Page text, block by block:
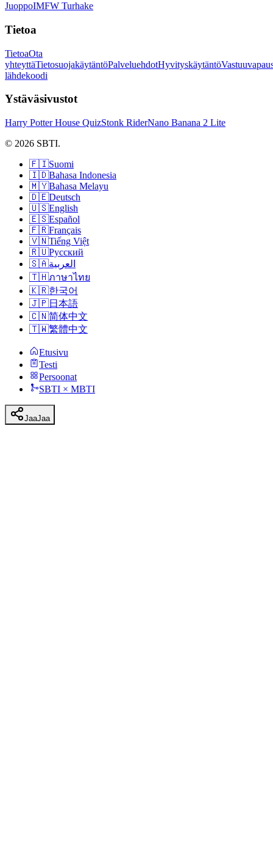
JuoppoIMFW Turhake
Tietoa
TietoaOta
yhteyttäTietosuojakäytäntöPalveluehdotHyvityskäytäntö
lähdekoodi
Ystäväsivustot
Harry Potter House QuizStonk RiderNano Banana 2 Lite
© 2026 SBTI.
🇫🇮Suomi
🇮🇩Bahasa Indonesia
🇲🇾Bahasa Melayu
🇩🇪Deutsch
🇺🇸English
🇪🇸Español
🇫🇷Français
🇻🇳Tiếng Việt
🇷🇺Русский
🇸🇦العربية
🇹🇭ภาษาไทย
🇰🇷한국어
🇯🇵日本語
🇨🇳简体中文
🇹🇼繁體中文
Etusivu
Testi
Persoonat
SBTI × MBTI
JaaJaa